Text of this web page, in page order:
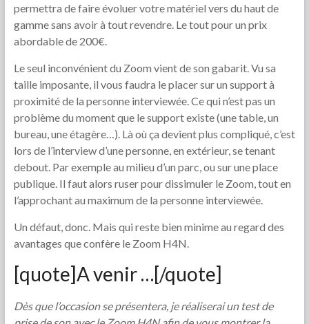
permettra de faire évoluer votre matériel vers du haut de
gamme sans avoir à tout revendre. Le tout pour un prix
abordable de 200€.
Le seul inconvénient du Zoom vient de son gabarit. Vu sa
taille imposante, il vous faudra le placer sur un support à
proximité de la personne interviewée. Ce qui n’est pas un
problème du moment que le support existe (une table, un
bureau, une étagère…). Là où ça devient plus compliqué, c’est
lors de l’interview d’une personne, en extérieur, se tenant
debout. Par exemple au milieu d’un parc, ou sur une place
publique. Il faut alors ruser pour dissimuler le Zoom, tout en
l’approchant au maximum de la personne interviewée.
Un défaut, donc. Mais qui reste bien minime au regard des
avantages que confère le Zoom H4N.
[quote]A venir …[/quote]
Dès que l’occasion se présentera, je réaliserai un test de